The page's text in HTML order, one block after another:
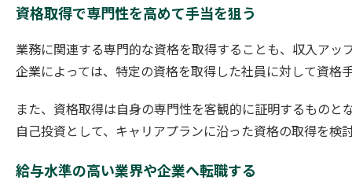
資格取得で専門性を高めて手当を狙う
業務に関連する専門的な資格を取得することも、収入アッ
企業によっては、特定の資格を取得した社員に対して資
また、資格取得は自身の専門性を客観的に証明するもの
自己投資として、キャリアプランに沿った資格の取得を検
給与水準の高い業界や企業へ転職する